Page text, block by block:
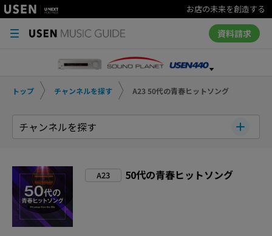
お店の未来を創造する
資料請求
トップ チャンネルを探す A23 50代の青春ヒットソング
チャンネルを探す
A23 50代の青春ヒットソング